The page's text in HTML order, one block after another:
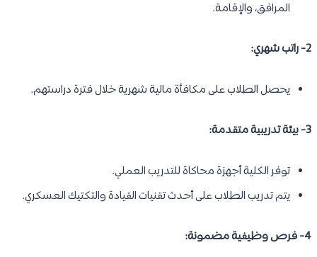
المرافق، والإقامة.
2- راتب شهري:
يحصل الطلاب على مكافأة مالية شهرية خلال فترة دراستهم.
3- بيئة تدريبية متقدمة:
توفر الكلية أجهزة محاكاة للتدريب العملي.
يتم تدريب الطلاب على أحدث تقنيات القيادة والتكتيك العسكري.
4- فرص وظيفية مضمونة: